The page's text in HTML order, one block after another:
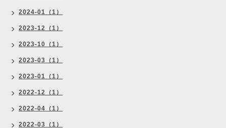
2024-01（1）
2023-12（1）
2023-10（1）
2023-03（1）
2023-01（1）
2022-12（1）
2022-04（1）
2022-03（1）